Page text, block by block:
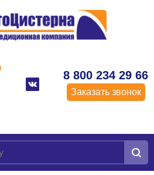
8 800 234 29 66
Заказать звонок